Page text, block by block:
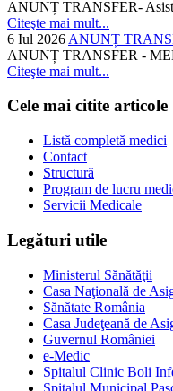
ANUNȚ TRANSFER-
Citeşte mai mult...
6 Iul 2026 ANUNȚ
ANUNȚ TRANSFER -
Citeşte mai mult...
Cele mai citite articole
Listă completă medici
Contact
Structură
Program de lucru
Servicii Medicale
Legături utile
Ministerul Sănătăţii
Casa Naţională de
Sănătate România
Casa Judeţeană de
Guvernul României
e-Medic
Spitalul Clinic Boli
Spitalul Municipal